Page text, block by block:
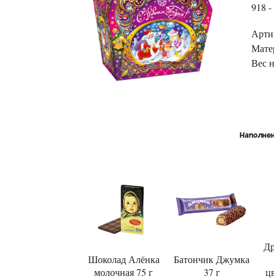
918 -
Вес
Шоколад Алёнка
молочная 75 г
Батончик Джумка
37 г